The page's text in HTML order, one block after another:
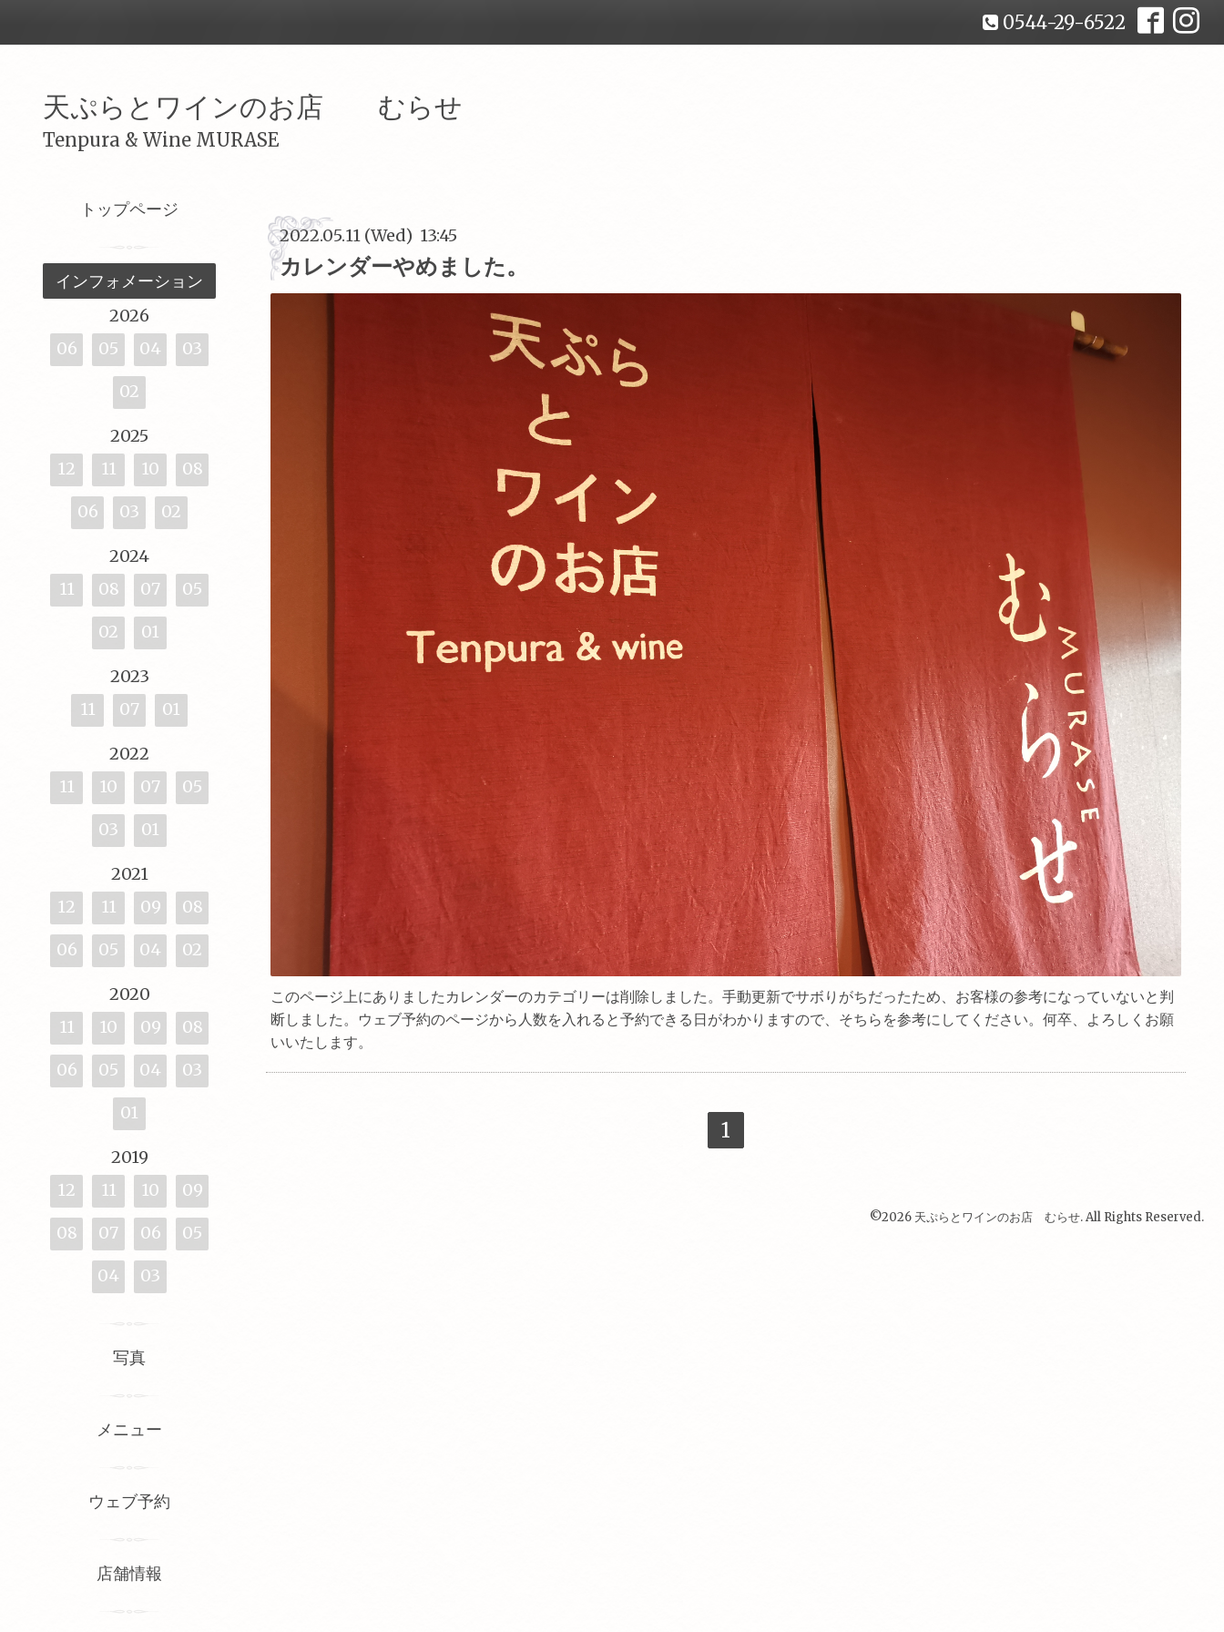
0544-29-6522
天ぷらとワインのお店 むらせ
Tenpura & Wine MURASE
2022.05.11 (Wed) 13:45
カレンダーやめました。
このページ上にありましたカレンダーのカテゴリーは削除しました。手動更新でサボりがちだったため、お客様の参考になっていないと判
断しました。ウェブ予約のページから人数を入れると予約できる日がわかりますので、そちらを参考にしてください。何卒、よろしくお願
いいたします。
1
©2026 天ぷらとワインのお店 むらせ. All Rights Reserved.
トップページ
インフォメーション
2026
06
05 04 03
02
2025
12
11 10 08
06 03 02
2024
11
08 07 05
02 01
2023
11
07 01
2022
11
10 07 05
03 01
2021
12
11 09 08
06 05 04 02
2020
11
10 09 08
06 05 04 03
01
2019
12
11 10 09
08 07 06 05
04 03
写真
メニュー
ウェブ予約
店舗情報